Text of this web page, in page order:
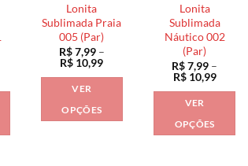
Lonita
Sublimada Praia
005 (Par)
R$7,99 –
R$ 10,99Faixa
VER
OPÇÕES
Lonita
Sublimada
Náutico 002
(Par)
R$7,99 –
R$10,99Faixa
VER
OPÇÕES